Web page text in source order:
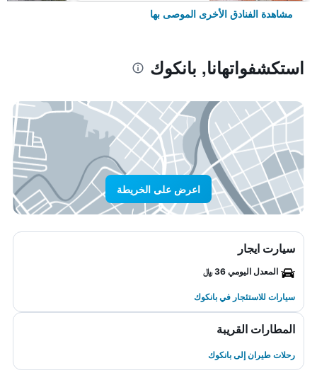
مشاهدة الفنادق الأخرى الموصى بها
استكشفواتهانا, بانكوك
اعرض على الخريطة
سيارت ايجار
المعدل اليومي 36 ﷼
سيارات للاستئجار في بانكوك
المطارات القريبة
رحلات طيران إلى بانكوك